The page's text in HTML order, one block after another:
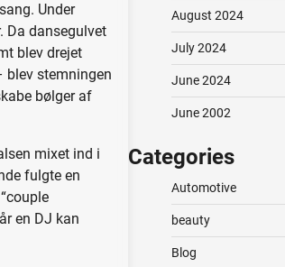
Under
Da dansegulvet
blev drejet
blev stemningen
bølger af
mixet ind i
fulgte en
en DJ kan
August 2024
July 2024
June 2024
June 2002
Categories
Automotive
beauty
Blog